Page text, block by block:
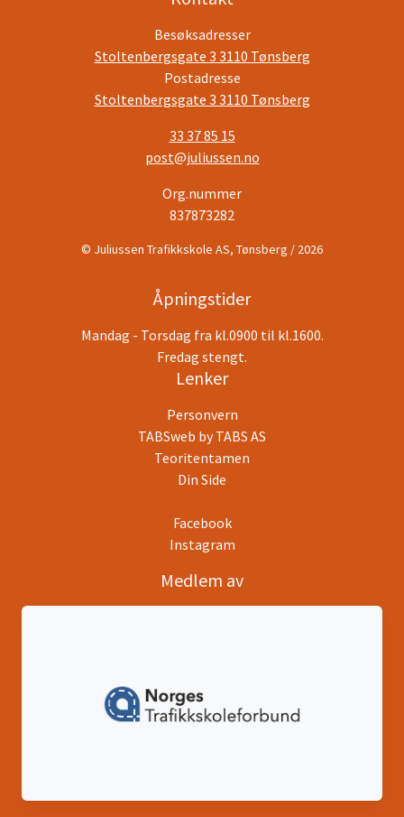
Besøksadresser
Stoltenbergsgate 3 3110 Tønsberg
Postadresse
Stoltenbergsgate 3 3110 Tønsberg
33 37 85 15
post@juliussen.no
Org.nummer
837873282
© Juliussen Trafikkskole AS, Tønsberg / 2026
Åpningstider
Mandag - Torsdag fra kl.0900 til kl.1600.
Fredag stengt.
Lenker
Personvern
TABSweb by TABS AS
Teoritentamen
Din Side
Facebook
Instagram
Medlem av